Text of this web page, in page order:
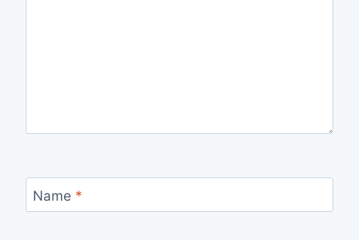
Name *